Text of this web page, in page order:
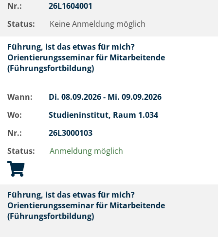
Nr.:
26L1604001
Status:
Keine Anmeldung möglich
Führung, ist das etwas für mich?
Orientierungsseminar für Mitarbeitende
(Führungsfortbildung)
Wann: Di. 08.09.2026 - Mi. 09.09.2026
Wo:
Studieninstitut, Raum 1.034
Nr.:
26L3000103
Status:
Anmeldung möglich
Führung, ist das etwas für mich?
Orientierungsseminar für Mitarbeitende
(Führungsfortbildung)